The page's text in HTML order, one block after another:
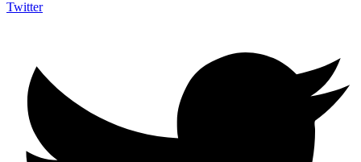
Twitter